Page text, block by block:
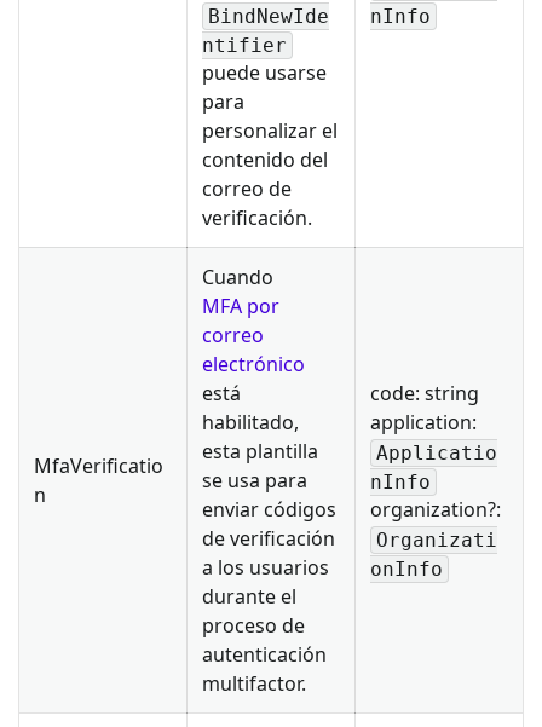
BindNewIde
ntifier
puede usarse
para
personalizar el
contenido del
correo de
verificación.
nInfo
MfaVerificatio
n
Cuando
MFA por
correo
electrónico
está
habilitado,
esta plantilla
se usa para
enviar códigos
de verificación
a los usuarios
durante el
proceso de
autenticación
multifactor.
code: string
application:
Applicatio
nInfo
organization?:
Organizati
onInfo